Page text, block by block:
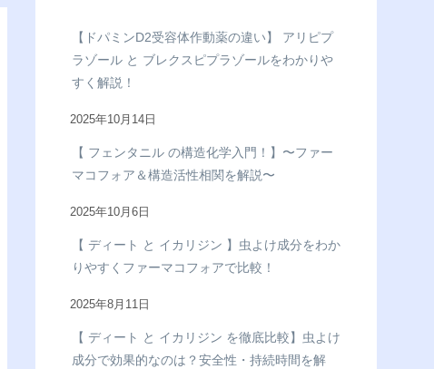
【ドパミンD2受容体作動薬の違い】 アリピプ
ラゾール と ブレクスピプラゾールをわかりや
すく解説！
2025年10月14日
【 フェンタニル の構造化学入門！】〜ファー
マコフォア＆構造活性相関を解説〜
2025年10月6日
【 ディート と イカリジン 】虫よけ成分をわか
りやすくファーマコフォアで比較！
2025年8月11日
【 ディート と イカリジン を徹底比較】虫よけ
成分で効果的なのは？安全性・持続時間を解